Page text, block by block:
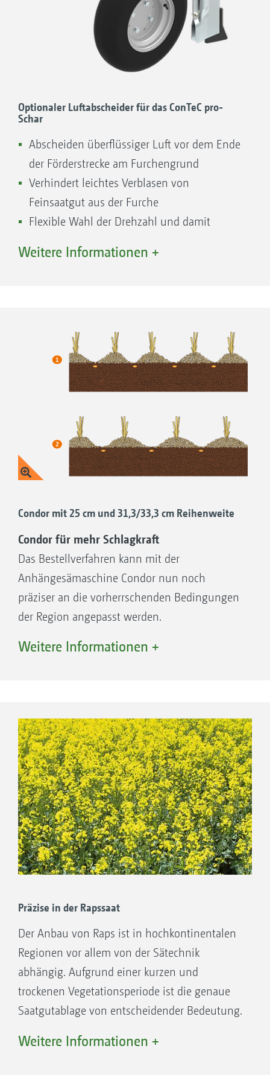
Ausgleich von Bodenunebenheiten von bis
zu 65 cm bei gleichbleibender Saattiefe
Geringe Störanfälligkeit
Traktorkabine
Sehr hoher Schardruck von bis zu 120 kg
Verstopfungsfreies Arbeiten aufgrund des
großen Scharabstands von 20 cm und der
Rahmenhöhe von 80 cm
1. Bedeckungshöhe
Optionaler Luftabscheider für das ConTeC pro-
Schar
Abscheiden überflüssiger Luft vor dem Ende
der Förderstrecke am Furchengrund
Verhindert leichtes Verblasen von
Feinsaatgut aus der Furche
Flexible Wahl der Drehzahl und damit
Weitere Informationen +
Condor mit 25 cm und 31,3/33,3 cm Reihenweite
Condor für mehr Schlagkraft
Das Bestellverfahren kann mit der
Anhängesämaschine Condor nun noch
präziser an die vorherrschenden Bedingungen
der Region angepasst werden.
Reihenweite 25 cm
Standraumverteilung und größeres
Wasserangebot schaffen optimale
Voraussetzungen für Wachstum und
minimieren Konkurrenz innerhalb der Reihe
Mechanische Unkrautregulierung durch 25
cm Reihenabstand möglich
Reihenweiten von 31,3/33,3 cm empfehlen
sich eher bei sehr trockenen Bedingungen.
Geringere Saatmengen mit großen
Reihenabständen führen zu sehr vitalen
Einzelpflanzen
Pflanzen steht ein Maximum an Wasser zur
Effektive Risikominimierung frühzeitiger
Weitere Informationen +
Präzise in der Rapssaat
Der Anbau von Raps ist in hochkontinentalen
Regionen vor allem von der Sätechnik
abhängig. Aufgrund einer kurzen und
trockenen Vegetationsperiode ist die genaue
Saatgutablage von entscheidender Bedeutung.
einzeln in der Tiefe geführten ConTeC pro-
Weitere Informationen +